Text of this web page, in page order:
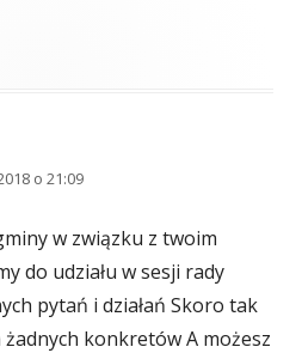
o 21:09
w związku z twoim
do udziału w sesji rady
pytań i działań Skoro tak
konkretów A możesz